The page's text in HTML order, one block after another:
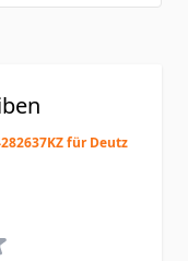
für Deutz